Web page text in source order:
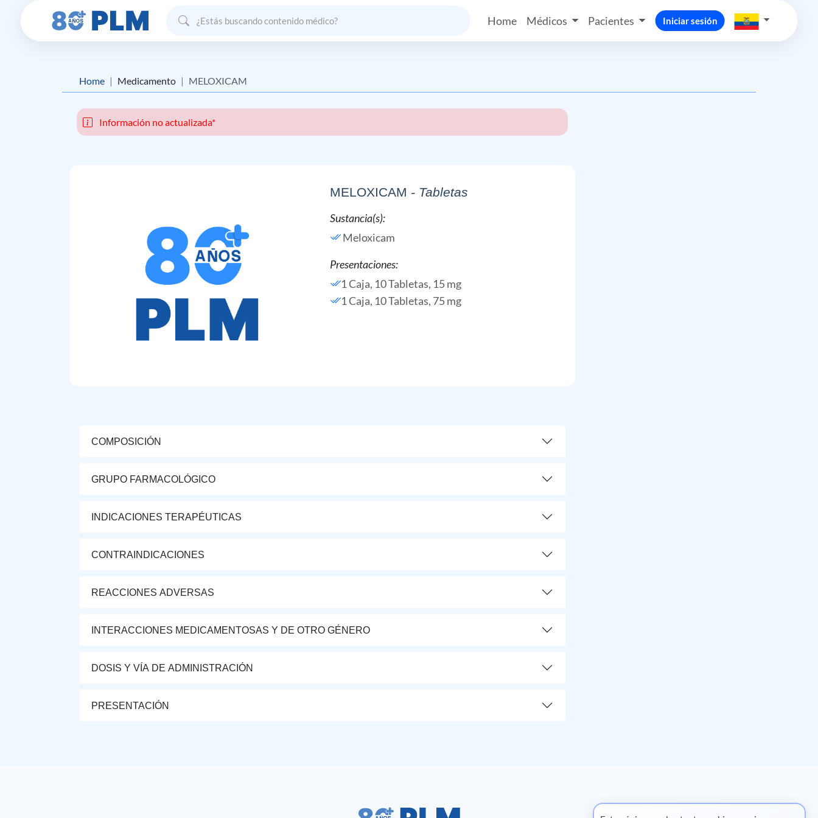
Home Médicos Pacientes Iniciar sesión
Home Medicamento MELOXICAM
Información no actualizada*
MELOXICAM - Tabletas
Sustancia(s):
Meloxicam
Presentaciones:
1 Caja, 10 Tabletas, 15 mg
1 Caja, 10 Tabletas, 75 mg
COMPOSICIÓN
GRUPO FARMACOLÓGICO
INDICACIONES TERAPÉUTICAS
CONTRAINDICACIONES
REACCIONES ADVERSAS
INTERACCIONES MEDICAMENTOSAS Y DE OTRO GÉNERO
DOSIS Y VÍA DE ADMINISTRACIÓN
PRESENTACIÓN